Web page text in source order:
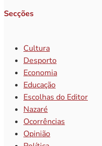
Secções
Cultura
Desporto
Economia
Educação
Escolhas do Editor
Nazaré
Ocorrências
Opinião